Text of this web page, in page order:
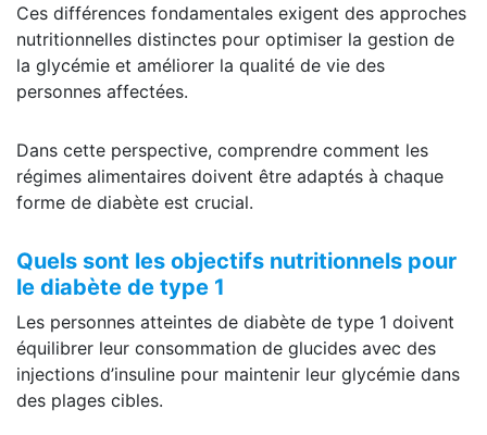
Ces différences fondamentales exigent des approches
nutritionnelles distinctes pour optimiser la gestion de
la glycémie et améliorer la qualité de vie des
personnes affectées.
Dans cette perspective, comprendre comment les
régimes alimentaires doivent être adaptés à chaque
forme de diabète est crucial.
Quels sont les objectifs nutritionnels pour
le diabète de type 1
Les personnes atteintes de diabète de type 1 doivent
équilibrer leur consommation de glucides avec des
injections d’insuline pour maintenir leur glycémie dans
des plages cibles.